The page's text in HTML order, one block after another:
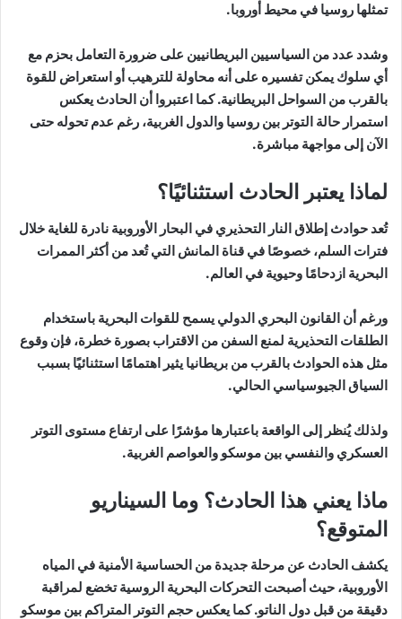
تمثلها روسيا في محيط أوروبا.
وشدد عدد من السياسيين البريطانيين على ضرورة التعامل بحزم مع
أي سلوك يمكن تفسيره على أنه محاولة للترهيب أو استعراض للقوة
بالقرب من السواحل البريطانية. كما اعتبروا أن الحادث يعكس
استمرار حالة التوتر بين روسيا والدول الغربية، رغم عدم تحوله حتى
الآن إلى مواجهة مباشرة.
لماذا يعتبر الحادث استثنائيًا؟
تُعد حوادث إطلاق النار التحذيري في البحار الأوروبية نادرة للغاية خلال
فترات السلم، خصوصًا في قناة المانش التي تُعد من أكثر الممرات
البحرية ازدحامًا وحيوية في العالم.
ورغم أن القانون البحري الدولي يسمح للقوات البحرية باستخدام
الطلقات التحذيرية لمنع السفن من الاقتراب بصورة خطرة، فإن وقوع
مثل هذه الحوادث بالقرب من بريطانيا يثير اهتمامًا استثنائيًا بسبب
السياق الجيوسياسي الحالي.
ولذلك يُنظر إلى الواقعة باعتبارها مؤشرًا على ارتفاع مستوى التوتر
العسكري والنفسي بين موسكو والعواصم الغربية.
ماذا يعني هذا الحادث؟ وما السيناريو
المتوقع؟
يكشف الحادث عن مرحلة جديدة من الحساسية الأمنية في المياه
الأوروبية، حيث أصبحت التحركات البحرية الروسية تخضع لمراقبة
دقيقة من قبل دول الناتو. كما يعكس حجم التوتر المتراكم بين موسكو